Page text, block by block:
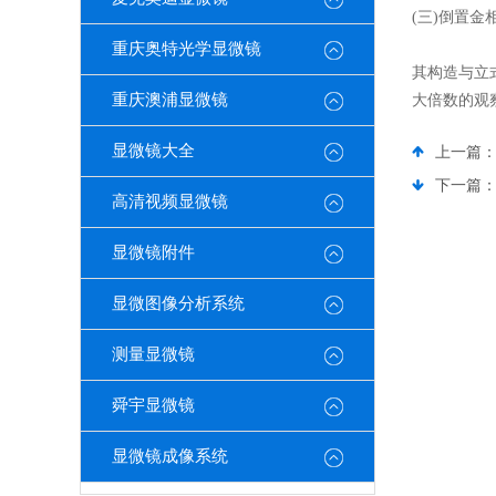
重庆奥特光学显微镜
重庆澳浦显微镜
显微镜大全
高清视频显微镜
显微镜附件
显微图像分析系统
测量显微镜
舜宇显微镜
显微镜成像系统
(三)倒置金
其构造与立
大倍数的观
上一篇：
下一篇：